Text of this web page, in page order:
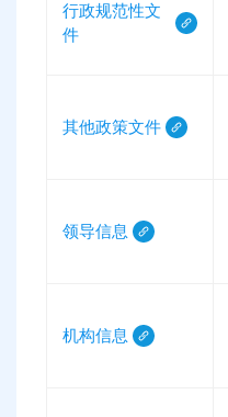
行政规范性文
件
其他政策文件
领导信息
机构信息